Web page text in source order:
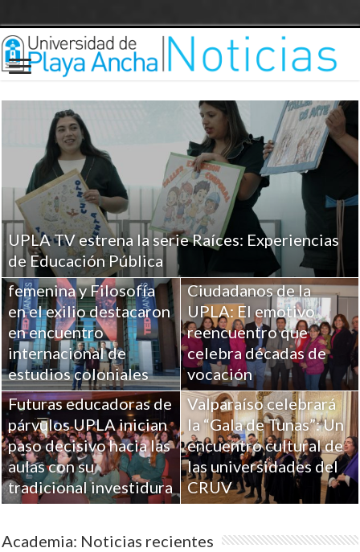
UPLA TV estrena la serie Raíces: Experiencias
de Educación Pública
Investigaciones UPLA
sobre Religiosidad
femenina y Filosofía
en el exilio destacaron
en encuentro
internacional de
estudios coloniales
Ciudadanos de la
UPLA: El emotivo
reencuentro que
celebra décadas de
vocación
Futuras educadoras de
párvulos UPLA inician
paso decisivo hacia las
aulas con su
tradicional investidura
Valparaíso celebrará
la “Gala de Tunas”: Un
encuentro cultural de
las universidades del
CRUV
Academia: Noticias recientes